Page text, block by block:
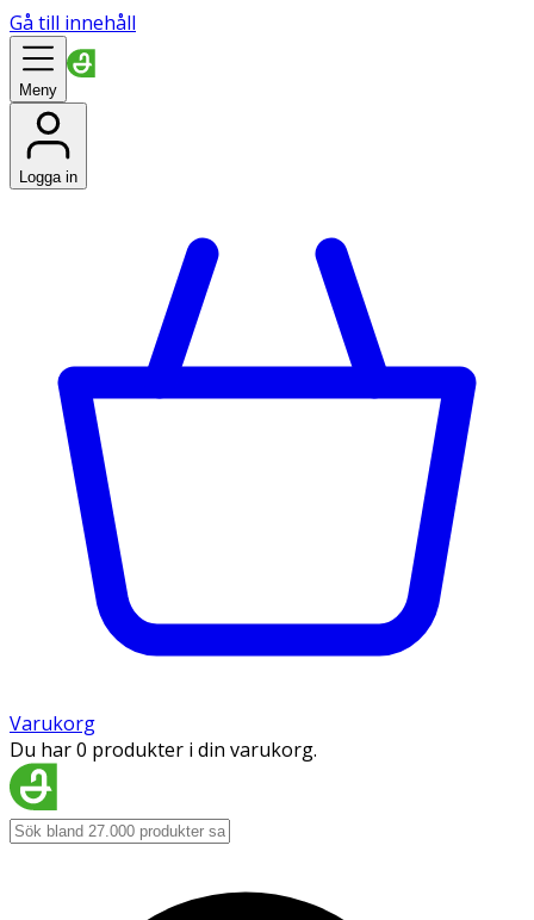
Gå till innehåll
Meny
Logga in
Varukorg
Du har 0 produkter i din varukorg.